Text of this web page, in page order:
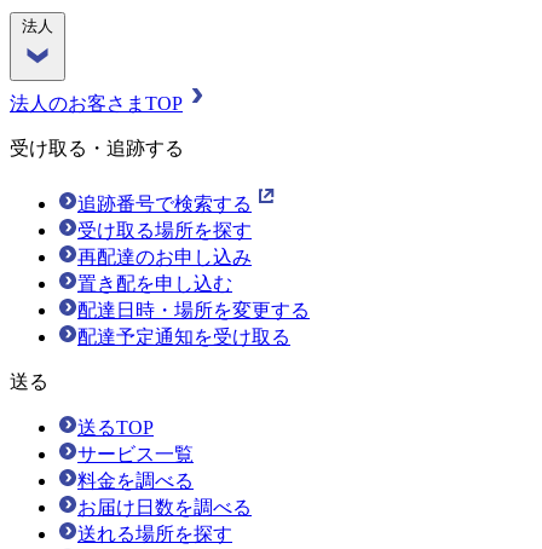
法人
法人のお客さまTOP
受け取る・追跡する
追跡番号で検索する
受け取る場所を探す
再配達のお申し込み
置き配を申し込む
配達日時・場所を変更する
配達予定通知を受け取る
送る
送るTOP
サービス一覧
料金を調べる
お届け日数を調べる
送れる場所を探す